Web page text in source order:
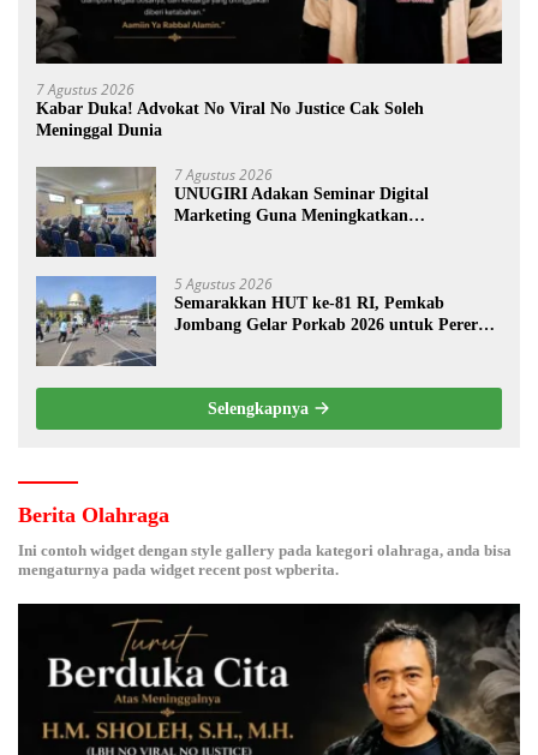
7 Agustus 2026
Kabar Duka! Advokat No Viral No Justice Cak Soleh
Meninggal Dunia
7 Agustus 2026
UNUGIRI Adakan Seminar Digital
Marketing Guna Meningkatkan
5 Agustus 2026
Semarakkan HUT ke-81 RI, Pemkab
Jombang Gelar Porkab 2026 untuk Pererat
Selengkapnya
Berita Olahraga
Ini contoh widget dengan style gallery pada kategori olahraga, anda bisa
mengaturnya pada widget recent post wpberita.